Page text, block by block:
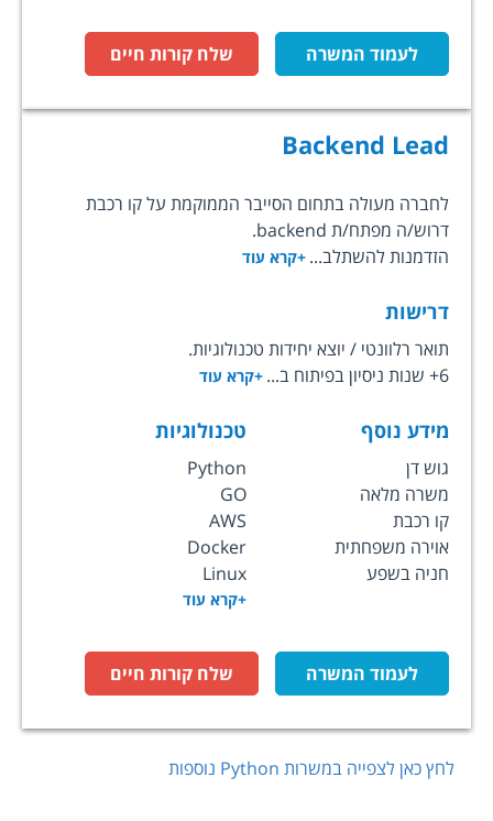
לעמוד המשרה שלח קורות חיים
Backend Lead
לחברה מעולה בתחום הסייבר הממוקמת על קו רכבת
דרוש/ה מפתח/ת backend.
הזדמנות להשתלב... +קרא עוד
דרישות
תואר רלוונטי / יוצא יחידות טכנולוגיות.
6+ שנות ניסיון בפיתוח ב...
+קרא עוד
מידע נוסף
גוש דן
משרה מלאה
קו רכבת
אוירה משפחתית
חניה בשפע
טכנולוגיות
Python
GO
AWS
Docker
Linux
+קרא עוד
לעמוד המשרה שלח קורות חיים
לחץ כאן לצפייה במשרות Python נוספות